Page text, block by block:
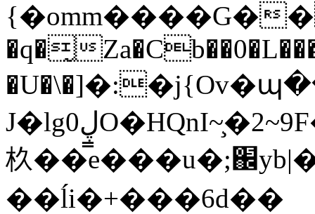
{�omm����G��
�q�̰
J�lg0ڸO�HQnI~̧�2~9F�̪�!P7p��Ԗh��ͥg�BV�R�c4�\��EU�
杦
��ĺi�+���6d��